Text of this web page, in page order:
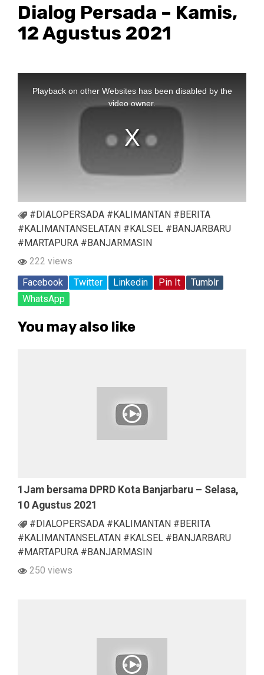
Dialog Persada – Kamis,
12 Agustus 2021
#DIALOPERSADA #KALIMANTAN #BERITA
#KALIMANTANSELATAN #KALSEL #BANJARBARU
#MARTAPURA #BANJARMASIN
222 views
Facebook
Twitter Linkedin Pin It
Tumblr
WhatsApp
You may also like
1Jam bersama DPRD Kota Banjarbaru – Selasa,
10 Agustus 2021
#DIALOPERSADA #KALIMANTAN #BERITA
#KALIMANTANSELATAN #KALSEL #BANJARBARU
#MARTAPURA #BANJARMASIN
250 views